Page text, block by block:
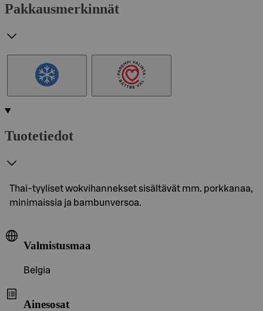
Pakkausmerkinnät
Tuotetiedot
Thai-tyyliset wokvihannekset sisältävät mm. porkkanaa,
minimaissia ja bambunversoa.
Valmistusmaa
Belgia
Ainesosat